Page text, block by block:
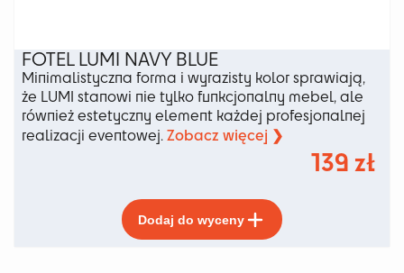
FOTEL LUMI NAVY BLUE
Minimalistyczna forma i wyrazisty kolor sprawiają,
że LUMI stanowi nie tylko funkcjonalny mebel, ale
również estetyczny element każdej profesjonalnej
realizacji eventowej.Zobacz więcej ❯
139 zł
Dodaj do wyceny
produkt
ma